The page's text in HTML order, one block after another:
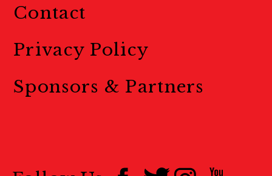
Contact
Privacy Policy
Sponsors & Partners